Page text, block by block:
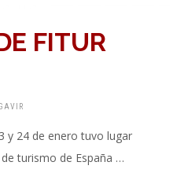
FITUR
y 24 de enero tuvo lugar
turismo de España …